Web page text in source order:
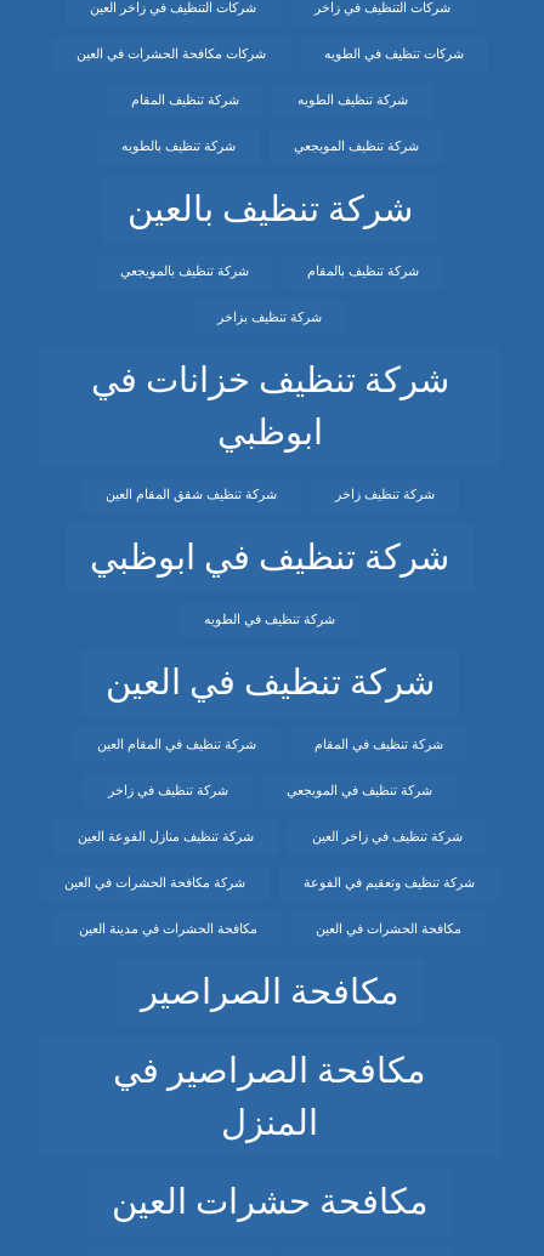
شركات التنظيف في زاخر شركات التنظيف في زاخر العين
شركات تنظيف في الطويه شركات مكافحة الحشرات في العين
شركة تنظيف الطويه شركة تنظيف المقام
شركة تنظيف المويجعي شركة تنظيف بالطويه
شركة تنظيف بالعين
شركة تنظيف بالمقام شركة تنظيف بالمويجعي
شركة تنظيف بزاخر
شركة تنظيف خزانات في
ابوظبي
شركة تنظيف زاخر شركة تنظيف شقق المقام العين
شركة تنظيف في ابوظبي
شركة تنظيف في الطويه
شركة تنظيف في العين
شركة تنظيف في المقام شركة تنظيف في المقام العين
شركة تنظيف في المويجعي شركة تنظيف في زاخر
شركة تنظيف في زاخر العين شركة تنظيف منازل الفوعة العين
شركة تنظيف وتعقيم في الفوعة شركة مكافحة الحشرات في العين
مكافحة الحشرات في العين مكافحة الحشرات في مدينة العين
مكافحة الصراصير
مكافحة الصراصير في
المنزل
مكافحة حشرات العين